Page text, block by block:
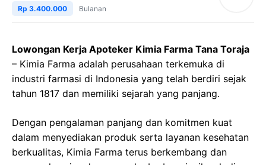
Rp 3.400.000 Bulanan
Lowongan Kerja Apoteker Kimia Farma Tana Toraja
– Kimia Farma adalah perusahaan terkemuka di
industri farmasi di Indonesia yang telah berdiri sejak
tahun 1817 dan memiliki sejarah yang panjang.
Dengan pengalaman panjang dan komitmen kuat
dalam menyediakan produk serta layanan kesehatan
berkualitas, Kimia Farma terus berkembang dan